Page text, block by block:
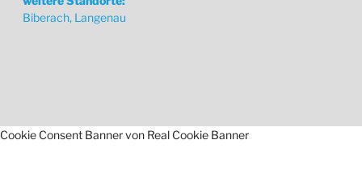
Biberach, Langenau
Cookie Consent Banner von Real Cookie Banner